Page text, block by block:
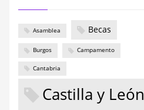
Asamblea Becas
Burgos Campamento
Cantabria
Castilla y León